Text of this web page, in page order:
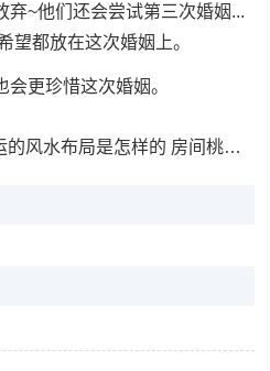
~他们还会尝试第三次婚姻...
望都放在这次婚姻上。
更珍惜这次婚姻。
水布局是怎样的 房间桃花运风水布局